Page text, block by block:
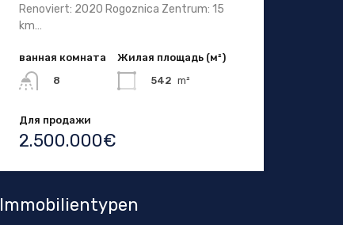
Renoviert: 2020 Rogoznica Zentrum: 15
km…
ванная комната
8
Жилая площадь (м²)
542 m²
Для продажи
2.500.000€
Immobilientypen